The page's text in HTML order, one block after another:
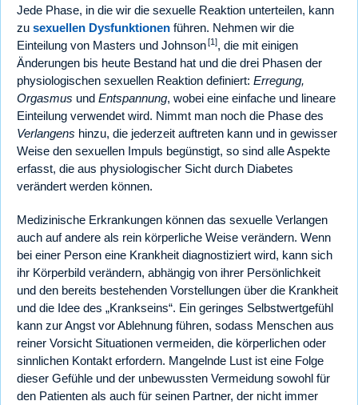
Jede Phase, in die wir die sexuelle Reaktion unterteilen, kann
zu sexuellen Dysfunktionen führen. Nehmen wir die
Einteilung von Masters und Johnson[1], die mit einigen
Änderungen bis heute Bestand hat und die drei Phasen der
physiologischen sexuellen Reaktion definiert: Erregung,
Orgasmus und Entspannung, wobei eine einfache und lineare
Einteilung verwendet wird. Nimmt man noch die Phase des
Verlangens hinzu, die jederzeit auftreten kann und in gewisser
Weise den sexuellen Impuls begünstigt, so sind alle Aspekte
erfasst, die aus physiologischer Sicht durch Diabetes
verändert werden können.
Medizinische Erkrankungen können das sexuelle Verlangen
auch auf andere als rein körperliche Weise verändern. Wenn
bei einer Person eine Krankheit diagnostiziert wird, kann sich
ihr Körperbild verändern, abhängig von ihrer Persönlichkeit
und den bereits bestehenden Vorstellungen über die Krankheit
und die Idee des „Krankseins“. Ein geringes Selbstwertgefühl
kann zur Angst vor Ablehnung führen, sodass Menschen aus
reiner Vorsicht Situationen vermeiden, die körperlichen oder
sinnlichen Kontakt erfordern. Mangelnde Lust ist eine Folge
dieser Gefühle und der unbewussten Vermeidung sowohl für
den Patienten als auch für seinen Partner, der nicht immer